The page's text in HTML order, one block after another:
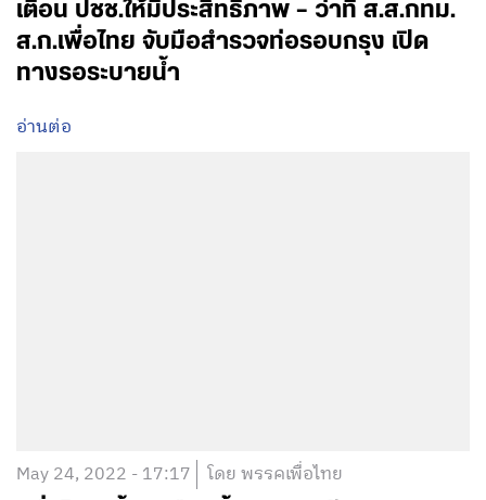
เตือน ปชช.ให้มีประสิทธิภาพ – ว่าที่ ส.ส.กทม.
ส.ก.เพื่อไทย จับมือสำรวจท่อรอบกรุง เปิด
ทางรอระบายน้ำ
อ่านต่อ
May 24, 2022 - 17:17 โดย พรรคเพื่อไทย